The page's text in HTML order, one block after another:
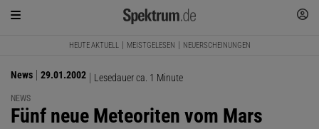
HEUTE AKTUELL MEISTGELESEN NEUERSCHEINUNGEN
News 29.01.2002 Lesedauer ca. 1 Minute
NEWS
:
Fünf neue Meteoriten vom Mars